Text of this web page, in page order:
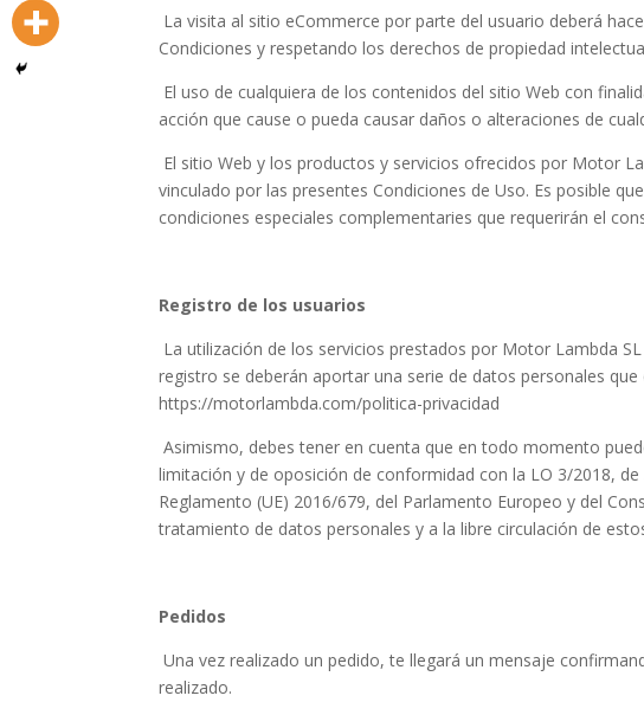
La visita al sitio eCommerce por parte del usuario deberá
Condiciones y respetando los derechos de propiedad
El uso de cualquiera de los contenidos del sitio Web con
acción que cause o pueda causar daños o alteraciones de
El sitio Web y los productos y servicios ofrecidos por Motor
vinculado por las presentes Condiciones de Uso. Es posible
condiciones especiales complementaries que requerirán el
Registro de los usuarios
La utilización de los servicios prestados por Motor Lambda
registro se deberán aportar una serie de datos personales
https://motorlambda.com/politica-privacidad
Asimismo, debes tener en cuenta que en todo momento
limitación y de oposición de conformidad con la LO 3/2018,
Reglamento (UE) 2016/679, del Parlamento Europeo y del
tratamiento de datos personales y a la libre circulación de
Pedidos
Una vez realizado un pedido, te llegará un mensaje
realizado.